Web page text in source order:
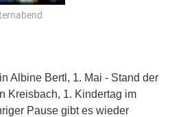
Albine Bertl, 1. Mai - Stand der
Kreisbach, 1. Kindertag im
Pause gibt es wieder